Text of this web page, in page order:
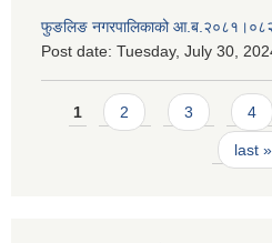
फुङलिङ नगरपालिकाको आ.ब.२०८१।०८२
Post date: Tuesday, July 30,
Pages
1 2 3 4
last »